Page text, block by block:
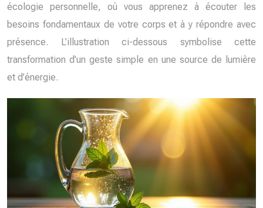
écologie personnelle, où vous apprenez à écouter les
besoins fondamentaux de votre corps et à y répondre avec
présence. L’illustration ci-dessous symbolise cette
transformation d’un geste simple en une source de lumière
et d’énergie.